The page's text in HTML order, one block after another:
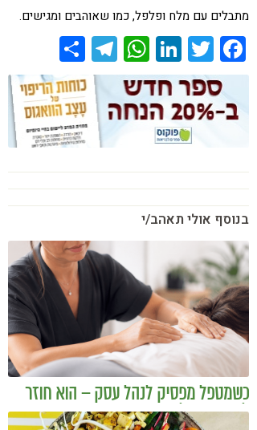
מתבלים עם מלח ופלפל, כמו שאוהבים ומגישים.
Facebook
Twitter
LinkedIn
WhatsApp
Telegram
בנוסף אולי תאהב/י
כשמטפל מפסיק לנהל עסק – הוא חוזר
להיות מטפל